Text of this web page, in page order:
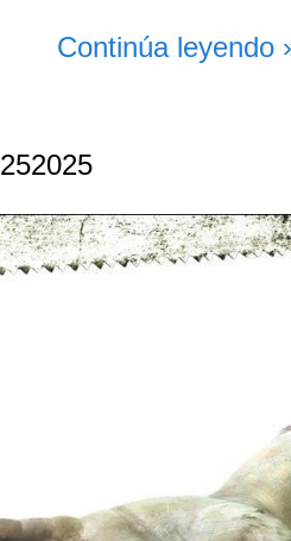
Continúa leyendo
252025